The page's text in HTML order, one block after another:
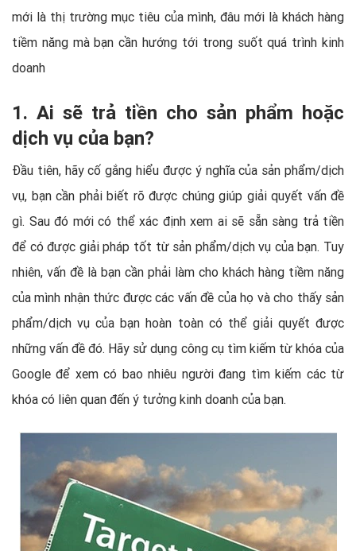
mới là thị trường mục tiêu của mình, đâu mới là khách hàng
tiềm năng mà bạn cần hướng tới trong suốt quá trình kinh
doanh
1. Ai sẽ trả tiền cho sản phẩm hoặc
dịch vụ của bạn?
Đầu tiên, hãy cố gắng hiểu được ý nghĩa của sản phẩm/dịch
vụ, bạn cần phải biết rõ được chúng giúp giải quyết vấn đề
gì. Sau đó mới có thể xác định xem ai sẽ sẵn sàng trả tiền
để có được giải pháp tốt từ sản phẩm/dịch vụ của bạn. Tuy
nhiên, vấn đề là bạn cần phải làm cho khách hàng tiềm năng
của mình nhận thức được các vấn đề của họ và cho thấy sản
phẩm/dịch vụ của bạn hoàn toàn có thể giải quyết được
những vấn đề đó. Hãy sử dụng công cụ tìm kiếm từ khóa của
Google để xem có bao nhiêu người đang tìm kiếm các từ
khóa có liên quan đến ý tưởng kinh doanh của bạn.